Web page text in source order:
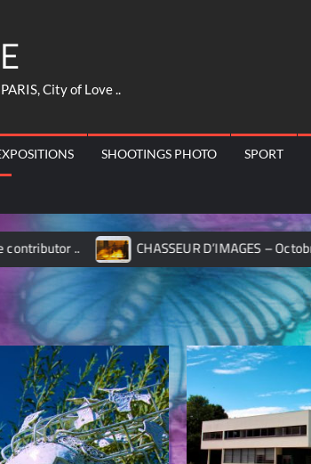
City of Love ..
SHOOTINGS PHOTO SPORT
CHASSEUR D’IMAGES – Octobre 2017